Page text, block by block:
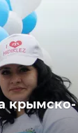
крымско-